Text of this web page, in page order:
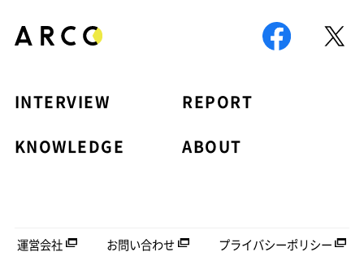
INTERVIEW
REPORT
KNOWLEDGE
ABOUT
運営会社 お問い合わせ プライバシーポリシー